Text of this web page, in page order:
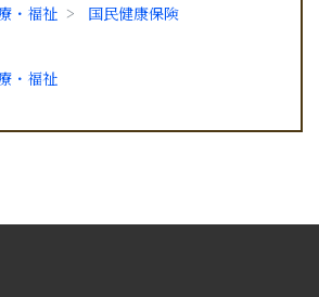
・福祉 国民健康保険
・福祉